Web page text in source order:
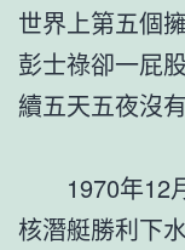
世界上第五個
彭士祿卻一屁
續五天五夜沒
1970年12月
核潛艇勝利下